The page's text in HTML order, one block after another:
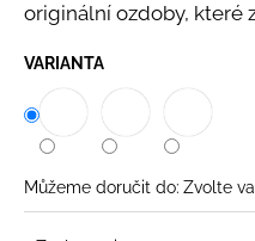
originální ozdoby, které
VARIANTA
Můžeme doručit do: Zvolte
m
e
SAMETOVÉ
STUHY
HEBKÝM
POVRCHEM